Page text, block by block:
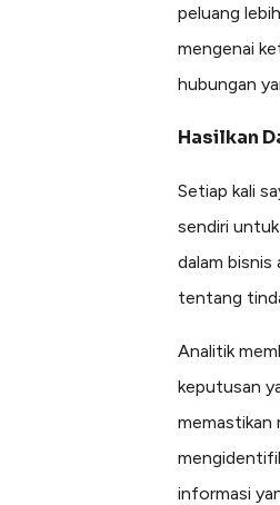
peluang
mengenai
hubungan
Hasilkan
Setiap kali
sendiri
dalam
tentang
Analitik
keputusan
memastikan
informasi